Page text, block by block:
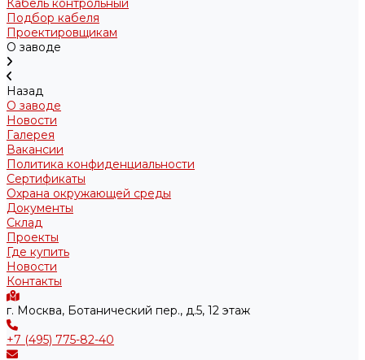
Кабель контрольный
Подбор кабеля
Проектировщикам
О заводе
Назад
О заводе
Новости
Галерея
Вакансии
Политика конфиденциальности
Сертификаты
Охрана окружающей среды
Документы
Склад
Проекты
Где купить
Новости
Контакты
г. Москва, Ботанический пер., д.5, 12 этаж
+7 (495) 775-82-40